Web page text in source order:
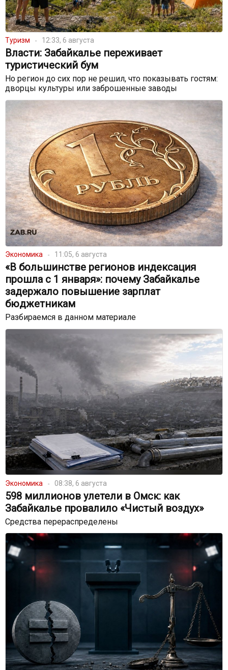
Туризм 12:33, 6 августа
Власти: Забайкалье переживает
туристический бум
Но регион до сих пор не решил, что показывать гостям:
дворцы культуры или заброшенные заводы
Экономика 11:05, 6 августа
«В большинстве регионов индексация
прошла с 1 января»: почему Забайкалье
задержало повышение зарплат
бюджетникам
Разбираемся в данном материале
Экономика 08:38, 6 августа
598 миллионов улетели в Омск: как
Забайкалье провалило «Чистый воздух»
Средства перераспределены